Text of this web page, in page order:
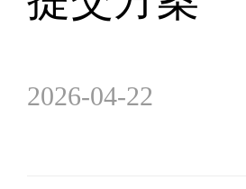
2026-04-22